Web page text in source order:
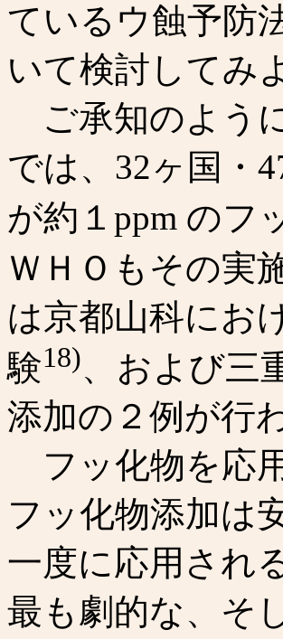
ているウ蝕予防
いて検討してみ
ご承知のよう
では、32ヶ国・
が約１ppm のフ
ＷＨＯもその実
は京都山科にお
験18)、および三
添加の２例が行
フッ化物を応
フッ化物添加は
一度に応用され
最も劇的な、そ